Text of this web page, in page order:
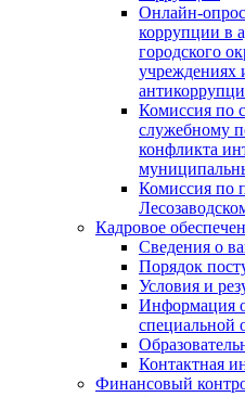
Онлайн-
коррупции в
городского
учреждениях
Комиссия по
служебному
конфликта
Комиссия по
Кадровое
Сведения о
Порядок
Условия и
Информация о
специальной
Контактная
Финансовый